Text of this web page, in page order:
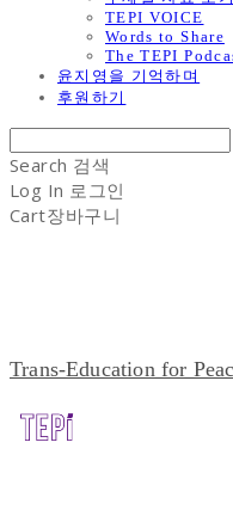
TEPI VOICE
Words to Share
The TEPI
윤지영을 기억하며
후원하기
Search 검색
Log In 로그인
Cart장바구니
Trans-Education for